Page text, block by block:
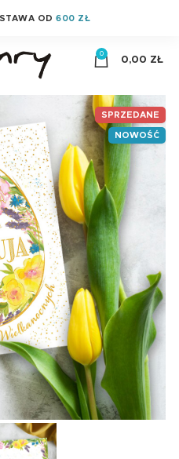
OD600 ZŁ
0
0,00 ZŁ
SPRZEDANE
NOWOŚĆ